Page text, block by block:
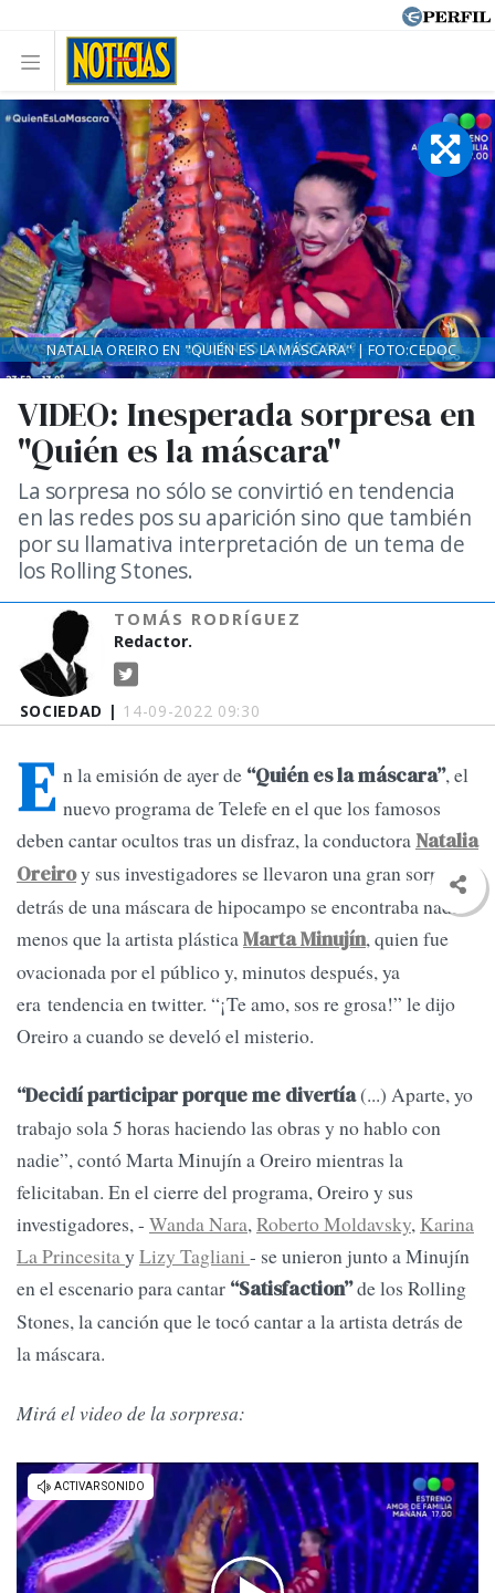
SOCIEDAD | 14-09-2022 09:30
VIDEO: Inesperada sorpresa en
"Quién es la máscara"
La sorpresa no sólo se convirtió en tendencia
en las redes pos su aparición sino que también
por su llamativa interpretación de un tema de
los Rolling Stones.
TOMÁS RODRÍGUEZ
Redactor.
NATALIA OREIRO EN "QUIÉN ES LA MÁSCARA" | FOTO:CEDOC
E n la emisión de ayer de “Quién es la máscara”, el
nuevo programa de Telefe en el que los famosos
deben cantar ocultos tras un disfraz, la conductora Natalia
Oreiroy sus investigadores se llevaron una gran sorpresa:
detrás de una máscara de hipocampo se encontraba nada
menos que la artista plásticaMarta Minujín, quien fue
ovacionada por el público y, minutos después, ya
era tendencia en twitter. “¡Te amo, sos re grosa!” le dijo
Oreiro a cuando se develó el misterio.
“Decidí participar porque me divertía(...) Aparte, yo
trabajo sola 5 horas haciendo las obras y no hablo con
nadie”, contó Marta Minujín a Oreiro mientras la
felicitaban. En el cierre del programa, Oreiro y sus
investigadores, - Wanda Nara,Roberto Moldavsky, Karina
La Princesitay Lizy Tagliani - se unieron junto a Minujín
en el escenario para cantar “Satisfaction”de los Rolling
Stones, la canción que le tocó cantar a la artista detrás de
la máscara.
Mirá el video de la sorpresa: